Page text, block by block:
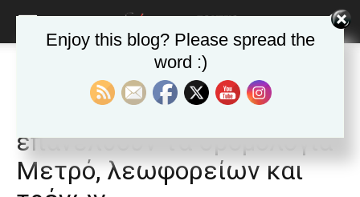
Ελλαδα
Μετά τον κορονοϊό: Πώς θα
επανέλθουν τα δρομολόγια
Μετρό, λεωφορείων και
Enjoy this blog? Please spread the
word :)